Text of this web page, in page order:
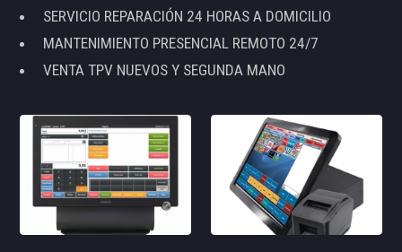
SERVICIO REPARACIÓN 24 HORAS A DOMICILIO
MANTENIMIENTO PRESENCIAL REMOTO 24/7
VENTA TPV NUEVOS Y SEGUNDA MANO